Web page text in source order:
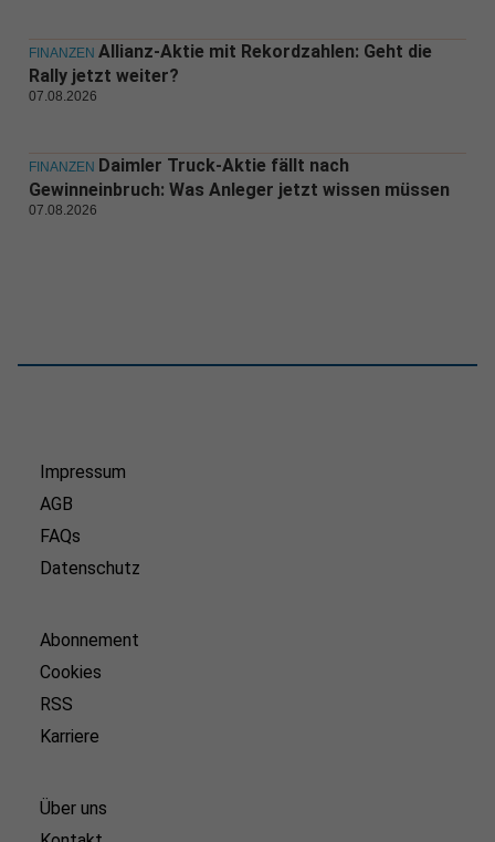
FINANZEN Allianz-Aktie mit Rekordzahlen: Geht die
Rally jetzt weiter?
07.08.2026
FINANZEN Daimler Truck-Aktie fällt nach
Gewinneinbruch: Was Anleger jetzt wissen müssen
07.08.2026
Impressum
AGB
FAQs
Datenschutz
Abonnement
Cookies
RSS
Karriere
Über uns